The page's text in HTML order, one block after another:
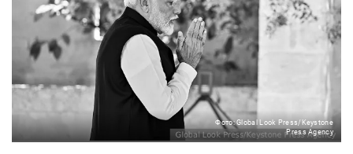
Фото: Global Look Press/Keystone
Press Agency